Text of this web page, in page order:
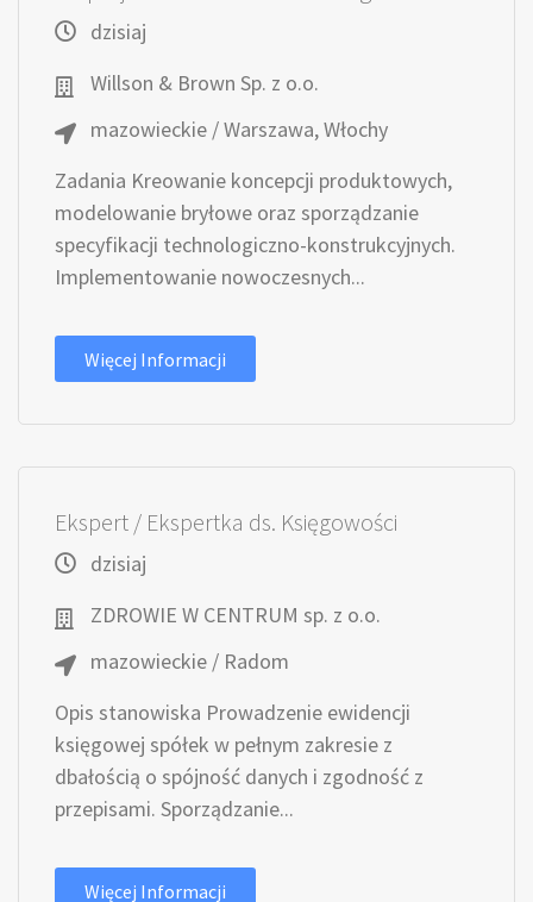
dzisiaj
Willson & Brown Sp. z o.o.
mazowieckie / Warszawa, Włochy
Zadania Kreowanie koncepcji produktowych,
modelowanie bryłowe oraz sporządzanie
specyfikacji technologiczno-konstrukcyjnych.
Implementowanie nowoczesnych...
Więcej Informacji
Ekspert / Ekspertka ds. Księgowości
dzisiaj
ZDROWIE W CENTRUM sp. z o.o.
mazowieckie / Radom
Opis stanowiska Prowadzenie ewidencji
księgowej spółek w pełnym zakresie z
dbałością o spójność danych i zgodność z
przepisami. Sporządzanie...
Więcej Informacji